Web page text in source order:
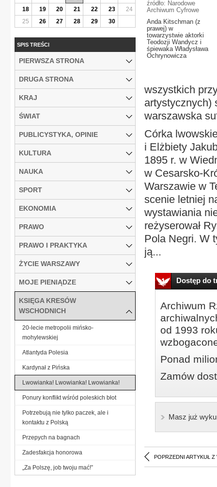
źródło: Narodowe
Archiwum Cyfrowe
Anda Kitschman (z
prawej) w
towarzystwie aktorki
Teodozji Wandycz i
śpiewaka Władysława
Ochrynowicza
wszystkich
artystycznych)
warszawska
Córka
i Elżbiety
1895 r. w
w Cesarsko-
Warszawie w
scenie letniej
wystawiania
reżyserował
Pola Negri. W
ją...
Dostęp do
Archiwum
od 1993
Ponad
Zamów
Masz już
POPRZEDNI ARTYKUŁ Z
18
19 20 21 22 23
24
25
26 27 28 29 30
SPIS TREŚCI
PIERWSZA STRONA
DRUGA STRONA
KRAJ
ŚWIAT
PUBLICYSTYKA, OPINIE
KULTURA
NAUKA
SPORT
EKONOMIA
PRAWO
PRAWO I PRAKTYKA
ŻYCIE WARSZAWY
MOJE PIENIĄDZE
KSIĘGA KRESÓW
WSCHODNICH
20-lecie metropolii mińsko-
mohylewskiej
Atlantyda Polesia
Kardynał z Pińska
Lwowianka! Lwowianka! Lwowianka!
Ponury konflikt wśród poleskich błot
Potrzebują nie tylko paczek, ale i
kontaktu z Polską
Przepych na bagnach
Zadesfakcja honorowa
„Za Polszę, job twoju mać!”